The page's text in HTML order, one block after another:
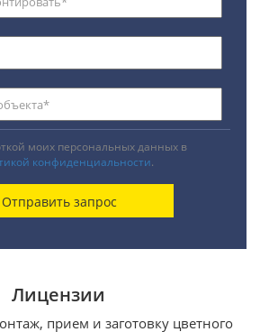
моих персональных данных в
конфиденциальности.
Лицензии
прием и заготовку цветного